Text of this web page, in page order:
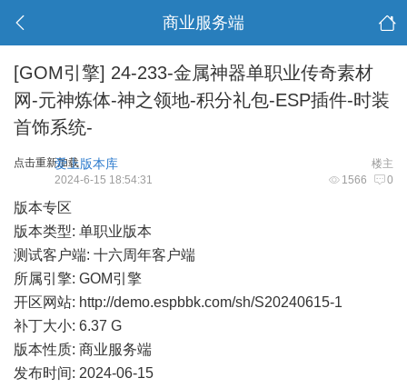
商业服务端
[GOM引擎] 24-233-金属神器单职业传奇素材
网-元神炼体-神之领地-积分礼包-ESP插件-时装
首饰系统-
点击重新加载 楼主
爱上版本库
1566 0
2024-6-15 18:54:31
版本专区
版本类型: 单职业版本
测试客户端: 十六周年客户端
所属引擎: GOM引擎
开区网站: http://demo.espbbk.com/sh/S20240615-1
补丁大小: 6.37 G
版本性质: 商业服务端
发布时间: 2024-06-15